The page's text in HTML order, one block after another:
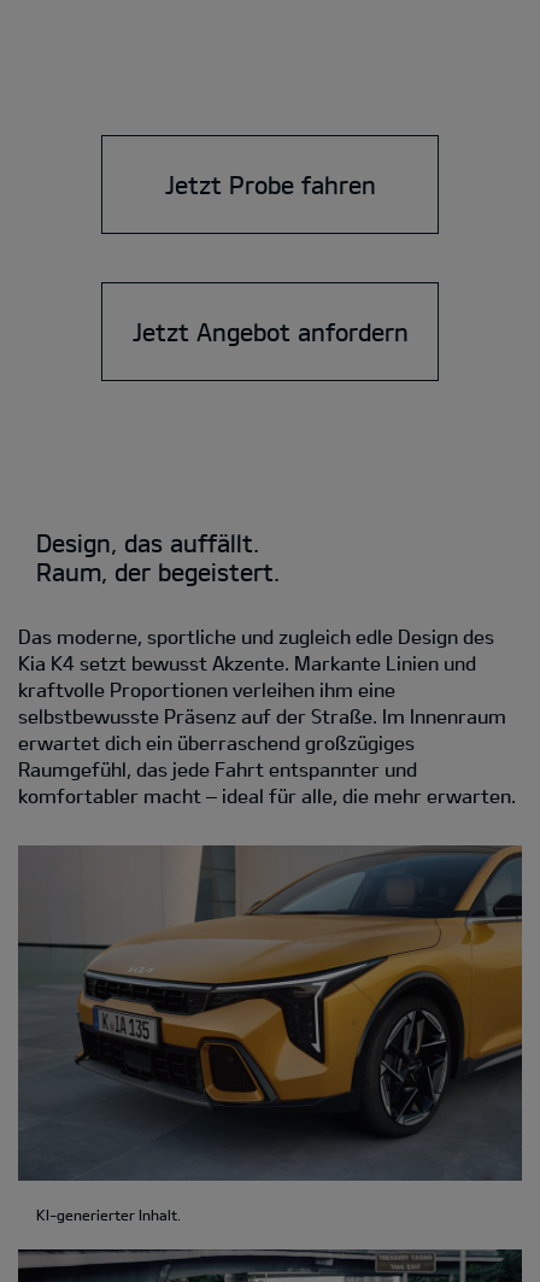
Jetzt Probe fahren
Jetzt Angebot anfordern
Design, das auffällt.
Raum, der begeistert.
Das moderne, sportliche und zugleich edle Design des
Kia K4 setzt bewusst Akzente. Markante Linien und
kraftvolle Proportionen verleihen ihm eine
selbstbewusste Präsenz auf der Straße. Im Innenraum
erwartet dich ein überraschend großzügiges
Raumgefühl, das jede Fahrt entspannter und
komfortabler macht – ideal für alle, die mehr erwarten.
KI-generierter Inhalt.